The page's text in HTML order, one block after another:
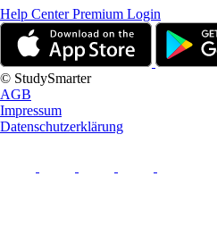
Help CenterPremium Login
© StudySmarter
AGB
Impressum
Datenschutzerklärung